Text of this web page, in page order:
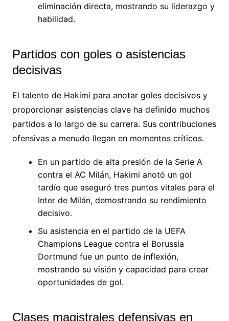
eliminación directa, mostrando su liderazgo y
habilidad.
Partidos con goles o asistencias
decisivas
El talento de Hakimi para anotar goles decisivos y
proporcionar asistencias clave ha definido muchos
partidos a lo largo de su carrera. Sus contribuciones
ofensivas a menudo llegan en momentos críticos.
En un partido de alta presión de la Serie A
contra el AC Milán, Hakimi anotó un gol
tardío que aseguró tres puntos vitales para el
Inter de Milán, demostrando su rendimiento
decisivo.
Su asistencia en el partido de la UEFA
Champions League contra el Borussia
Dortmund fue un punto de inflexión,
mostrando su visión y capacidad para crear
oportunidades de gol.
Clases magistrales defensivas en